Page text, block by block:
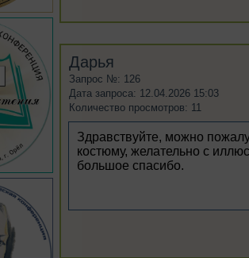
Дарья
Запрос №: 126
Дата запроса: 12.04.2026 15:03
Количество просмотров: 11
Здравствуйте, можно
костюму, желательно с
большое спасибо.